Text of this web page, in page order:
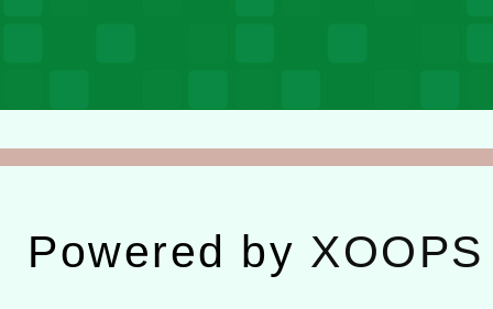
Powered by XOOPS